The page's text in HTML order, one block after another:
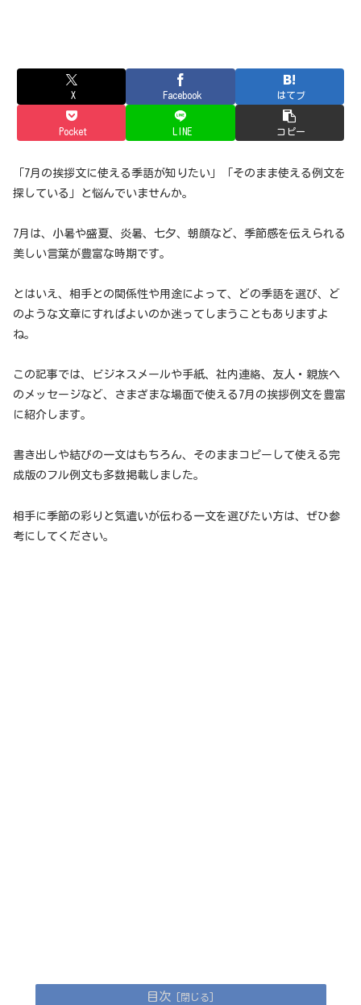
X Facebook はてブ
Pocket LINE コピー
「7月の挨拶文に使える季語が知りたい」「そのまま使える例文を
探している」と悩んでいませんか。
7月は、小暑や盛夏、炎暑、七夕、朝顔など、季節感を伝えられる
美しい言葉が豊富な時期です。
とはいえ、相手との関係性や用途によって、どの季語を選び、ど
のような文章にすればよいのか迷ってしまうこともありますよ
ね。
この記事では、ビジネスメールや手紙、社内連絡、友人・親族へ
のメッセージなど、さまざまな場面で使える7月の挨拶例文を豊富
に紹介します。
書き出しや結びの一文はもちろん、そのままコピーして使える完
成版のフル例文も多数掲載しました。
相手に季節の彩りと気遣いが伝わる一文を選びたい方は、ぜひ参
考にしてください。
目次